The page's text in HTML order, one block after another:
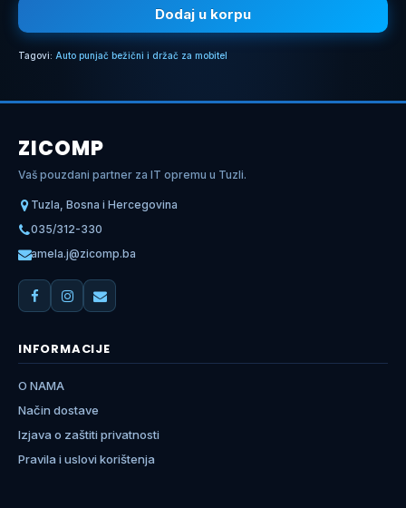
Dodaj u korpu
Tagovi: Auto punjač bežični i držač za mobitel
ZICOMP
Vaš pouzdani partner za IT opremu u Tuzli.
Tuzla, Bosna i Hercegovina
035/312-330
amela.j@zicomp.ba
INFORMACIJE
O NAMA
Način dostave
Izjava o zaštiti privatnosti
Pravila i uslovi korištenja